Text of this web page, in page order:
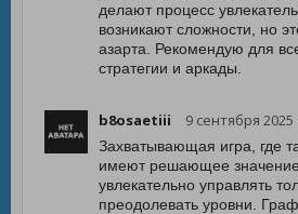
делают процесс
возникают сложности, но
азарта. Рекомендую для
стратегии и аркады.
b8osaetiii 9 сентября 2025
Захватывающая игра, где
имеют решающее
увлекательно управлять
преодолевать уровни.